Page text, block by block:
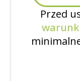
Przed